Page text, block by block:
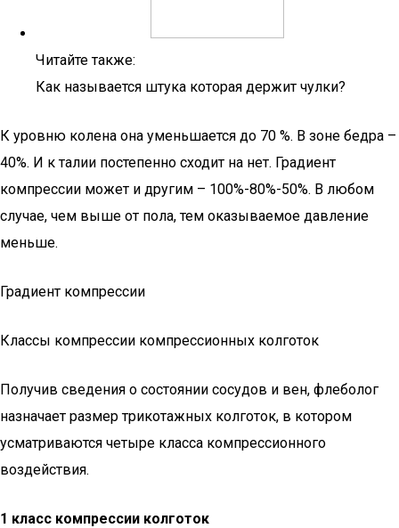
Читайте также:
Как называется штука которая держит чулки?
К уровню колена она уменьшается до 70 %. В зоне бедра –
40%. И к талии постепенно сходит на нет. Градиент
компрессии может и другим – 100%-80%-50%. В любом
случае, чем выше от пола, тем оказываемое давление
меньше.
Градиент компрессии
Классы компрессии компрессионных колготок
Получив сведения о состоянии сосудов и вен, флеболог
назначает размер трикотажных колготок, в котором
усматриваются четыре класса компрессионного
воздействия.
1 класс компрессии колготок